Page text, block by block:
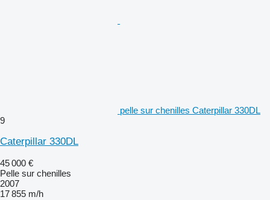
pelle sur chenilles Caterpillar 330DL
9
Caterpillar 330DL
45 000 €
Pelle sur chenilles
2007
17 855 m/h